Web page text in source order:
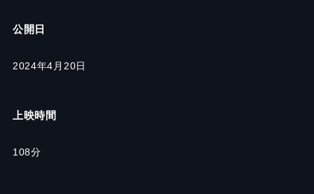
公開日
2024年4月20日
上映時間
108分